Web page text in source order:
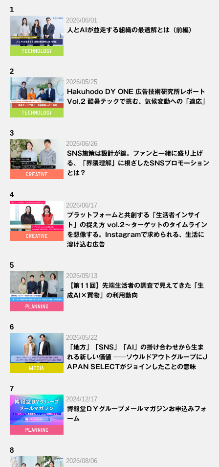
1
2026/06/01
人とAIが並走する組織の最適解とは（前編）
2
2026/05/25
Hakuhodo DY ONE 広告技術研究所レポート
Vol.2 酷暑テックで挑む、気候変動への「適応」
3
2026/06/26
SNS施策は設計が鍵。ファンと一緒に盛り上げ
る、「界隈理解」に根ざしたSNSプロモーション
とは？
4
2026/06/17
プラットフォームと共創する「生活者インサイ
ト」の捉え方 vol.2～ターゲットのタイムライン
を想像する。Instagramで求められる、生活に
溶け込む広告
5
2026/05/13
【第11回】先端生活者の調査で見えてきた「生
成AI×買物」の利用動向
6
2026/05/22
「地方」「SNS」「AI」の掛け合わせから生ま
れる新しい価値 ──ソウルドアウトグループにJ
APAN SELECTがジョインしたことの意味
7
2024/12/17
博報堂ＤＹグループメールマガジンお申込みフォ
ーム
8
2026/08/06